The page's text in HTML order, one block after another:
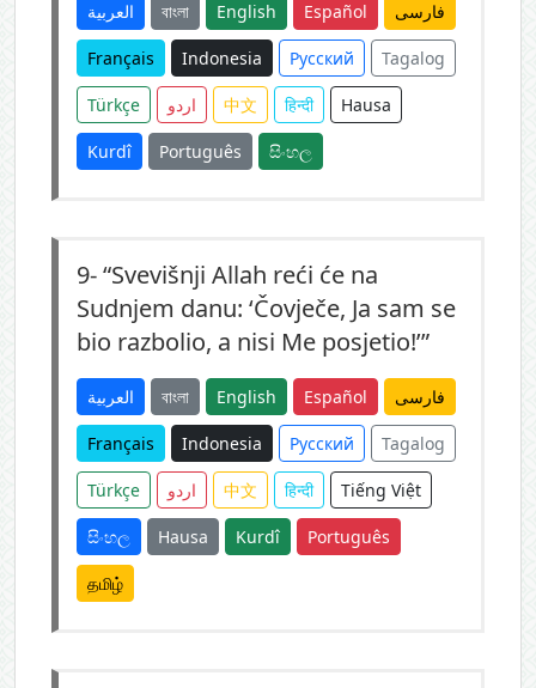
العربية বাংলা English Español فارسی
Français Indonesia Русский Tagalog
Türkçe اردو 中文 हिन्दी Hausa
Kurdî Português සිංහල
9-“Svevišnji Allah reći će na
Sudnjem danu: ‘Čovječe, Ja sam se
bio razbolio, a nisi Me posjetio!’”
العربية বাংলা English Español فارسی
Français Indonesia Русский Tagalog
Türkçe اردو 中文 हिन्दी Tiếng Việt
සිංහල Hausa Kurdî Português
தமிழ்